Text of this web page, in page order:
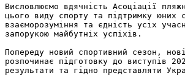
Висловлюємо вдячність Асоціації
цього виду спорту та підтримку
взаєморозуміння та єдність усіх
запорукою майбутніх успіхів.
Попереду новий спортивний сезон,
розпочинає підготовку до виступів
результати та гідно представляти